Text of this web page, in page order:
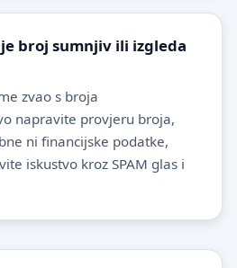
broj sumnjiv ili izgleda
zvao s broja
napravite provjeru broja,
ni financijske podatke,
iskustvo kroz SPAM glas i